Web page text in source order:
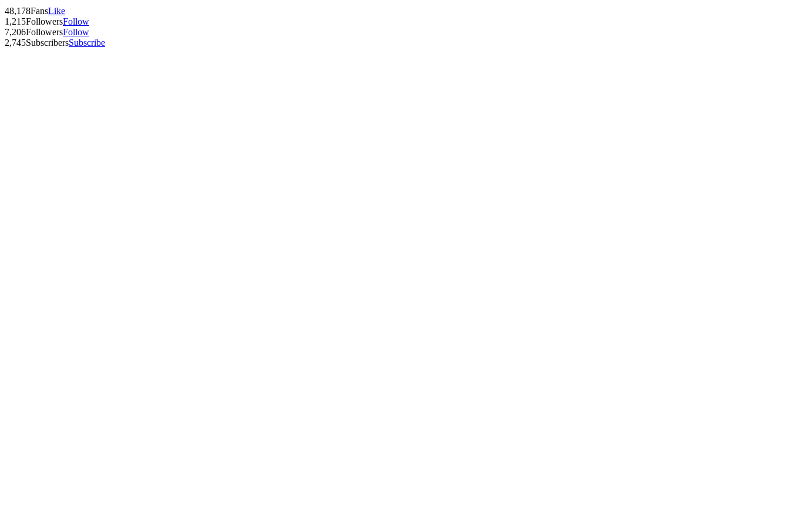
48,178FansLike
1,215FollowersFollow
7,206FollowersFollow
2,745SubscribersSubscribe